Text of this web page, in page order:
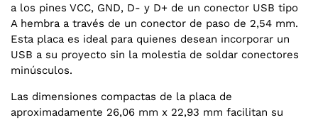
a los pines VCC, GND, D- y D+ de un conector USB tipo
A hembra a través de un conector de paso de 2,54 mm.
Esta placa es ideal para quienes desean incorporar un
USB a su proyecto sin la molestia de soldar conectores
minúsculos.
Las dimensiones compactas de la placa de
aproximadamente 26,06 mm x 22,93 mm facilitan su